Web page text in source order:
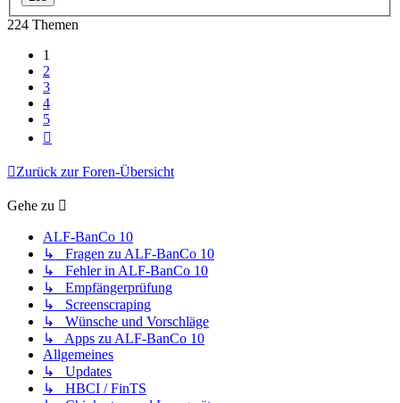
224 Themen
1
2
3
4
5
Zurück zur Foren-Übersicht
Gehe zu
ALF-BanCo 10
↳ Fragen zu ALF-BanCo 10
↳ Fehler in ALF-BanCo 10
↳ Empfängerprüfung
↳ Screenscraping
↳ Wünsche und Vorschläge
↳ Apps zu ALF-BanCo 10
Allgemeines
↳ Updates
↳ HBCI / FinTS